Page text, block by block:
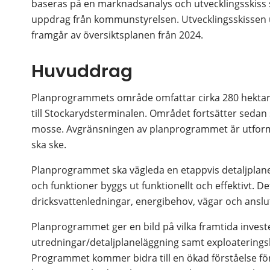
baseras på en marknadsanalys och
uppdrag från kommunstyrelsen.
framgår av översiktsplanen från 2024.
Huvuddrag
Planprogrammets område omfattar cirka 280
till Stockarydsterminalen. Området fortsätter
mosse. Avgränsningen av planprogrammet är
ska ske.
Planprogrammet ska vägleda en etappvis
och funktioner byggs ut funktionellt och effektivt.
dricksvattenledningar, energibehov, vägar och
Planprogrammet ger en bild på vilka framtida
utredningar/detaljplaneläggning samt
Programmet kommer bidra till en ökad förståelse